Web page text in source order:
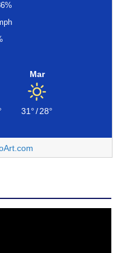
Mar
31°/28°